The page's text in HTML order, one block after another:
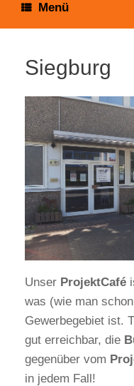
Menü
Siegburg
Unser ProjektCafé
was (wie man
Gewerbegebiet ist.
gut erreichbar, die
gegenüber vom
in jedem Fall!